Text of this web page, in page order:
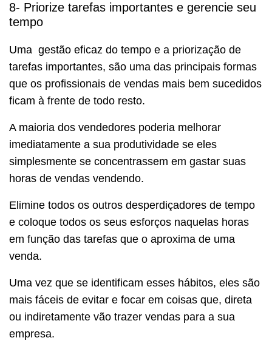
8- Priorize tarefas importantes e gerencie seu
tempo
Uma gestão eficaz do tempo e a priorização de
tarefas importantes, são uma das principais formas
que os profissionais de vendas mais bem sucedidos
ficam à frente de todo resto.
A maioria dos vendedores poderia melhorar
imediatamente a sua produtividade se eles
simplesmente se concentrassem em gastar suas
horas de vendas vendendo.
Elimine todos os outros desperdiçadores de tempo
e coloque todos os seus esforços naquelas horas
em função das tarefas que o aproxima de uma
venda.
Uma vez que se identificam esses hábitos, eles são
mais fáceis de evitar e focar em coisas que, direta
ou indiretamente vão trazer vendas para a sua
empresa.